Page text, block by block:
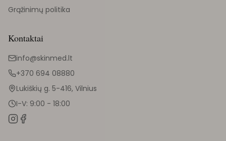
Grąžinimų politika
Kontaktai
info@skinmed.lt
+370 694 08880
Lukiškių g. 5-416, Vilnius
I-V: 9:00 - 18:00